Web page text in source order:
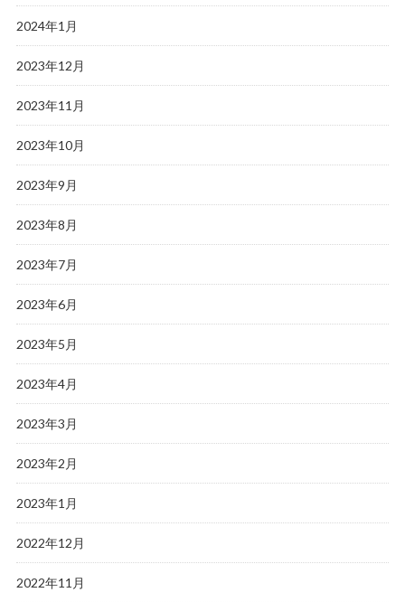
2024年1月
2023年12月
2023年11月
2023年10月
2023年9月
2023年8月
2023年7月
2023年6月
2023年5月
2023年4月
2023年3月
2023年2月
2023年1月
2022年12月
2022年11月